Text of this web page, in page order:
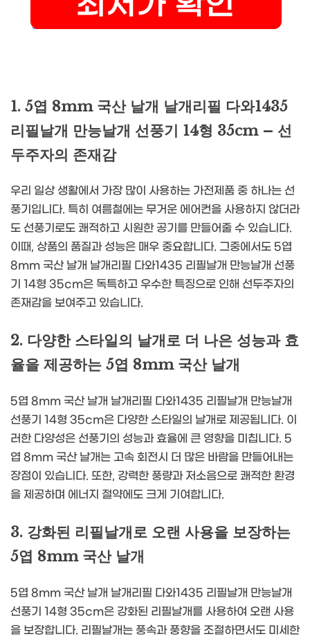
1. 5엽 8mm 국산 날개 날개리필 다와1435
리필날개 만능날개 선풍기 14형 35cm – 선
두주자의 존재감
우리 일상 생활에서 가장 많이 사용하는 가전제품 중 하나는 선
풍기입니다. 특히 여름철에는 무거운 에어컨을 사용하지 않더라
도 선풍기로도 쾌적하고 시원한 공기를 만들어줄 수 있습니다.
이때, 상품의 품질과 성능은 매우 중요합니다. 그중에서도 5엽
8mm 국산 날개 날개리필 다와1435 리필날개 만능날개 선풍
기 14형 35cm은 독특하고 우수한 특징으로 인해 선두주자의
존재감을 보여주고 있습니다.
2. 다양한 스타일의 날개로 더 나은 성능과 효
율을 제공하는 5엽 8mm 국산 날개
5엽 8mm 국산 날개 날개리필 다와1435 리필날개 만능날개
선풍기 14형 35cm은 다양한 스타일의 날개로 제공됩니다. 이
러한 다양성은 선풍기의 성능과 효율에 큰 영향을 미칩니다. 5
엽 8mm 국산 날개는 고속 회전시 더 많은 바람을 만들어내는
장점이 있습니다. 또한, 강력한 풍량과 저소음으로 쾌적한 환경
을 제공하며 에너지 절약에도 크게 기여합니다.
3. 강화된 리필날개로 오랜 사용을 보장하는
5엽 8mm 국산 날개
5엽 8mm 국산 날개 날개리필 다와1435 리필날개 만능날개
선풍기 14형 35cm은 강화된 리필날개를 사용하여 오랜 사용
을 보장합니다. 리필날개는 풍속과 풍향을 조절하면서도 미세한